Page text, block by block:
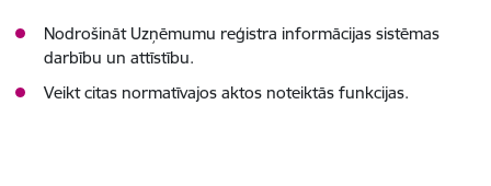
Nodrošināt Uzņēmumu reģistra informācijas sistēmas
darbību un attīstību.
Veikt citas normatīvajos aktos noteiktās funkcijas.